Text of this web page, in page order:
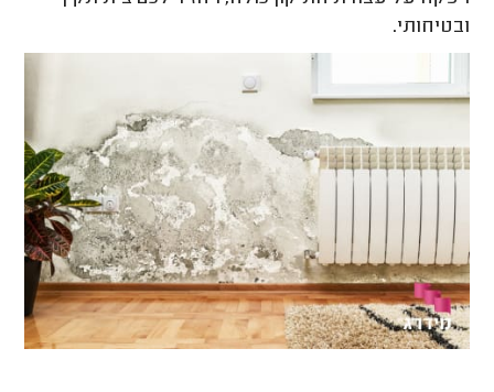
ובטיחותי.